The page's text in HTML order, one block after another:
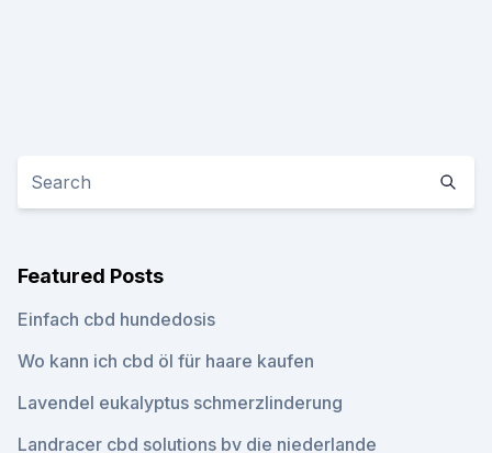
Featured Posts
Einfach cbd hundedosis
Wo kann ich cbd öl für haare kaufen
Lavendel eukalyptus schmerzlinderung
Landracer cbd solutions bv die niederlande